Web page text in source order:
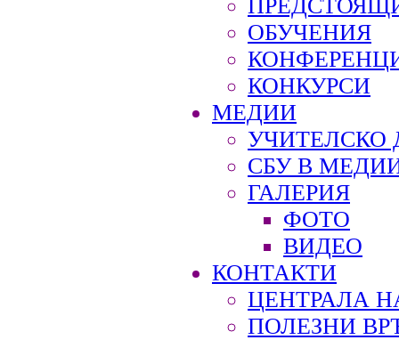
ОБУЧЕНИЯ
КОНКУРСИ
МЕДИИ
УЧИТЕЛСКО
СБУ В
ГАЛЕРИЯ
ФОТО
ВИДЕО
КОНТАКТИ
ЦЕНТРАЛА
ПОЛЕЗНИ